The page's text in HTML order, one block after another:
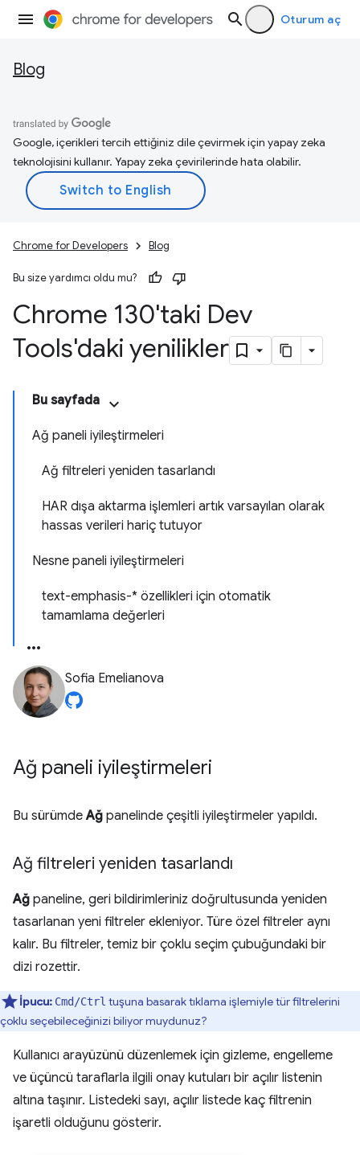
Oturum aç
Blog
Google, içerikleri tercih ettiğiniz dile çevirmek için yapay zeka
teknolojisini kullanır. Yapay zeka çevirilerinde hata olabilir.
Chrome for Developers Blog
Bu size yardımcı oldu mu?
Chrome 130'taki Dev
Tools'daki yenilikler
Bu sayfada
Ağ paneli iyileştirmeleri
Ağ filtreleri yeniden tasarlandı
HAR dışa aktarma işlemleri artık varsayılan olarak
hassas verileri hariç tutuyor
Nesne paneli iyileştirmeleri
text-emphasis-* özellikleri için otomatik
tamamlama değerleri
Sofia Emelianova
Ağ paneli iyileştirmeleri
Bu sürümdeAğ panelinde çeşitli iyileştirmeler yapıldı.
Ağ filtreleri yeniden tasarlandı
Ağ paneline, geri bildirimleriniz doğrultusunda yeniden
tasarlanan yeni filtreler ekleniyor. Türe özel filtreler aynı
kalır. Bu filtreler, temiz bir çoklu seçim çubuğundaki bir
dizi rozettir.
İpucu: Cmd/Ctrl tuşuna basarak tıklama işlemiyle tür filtrelerini
çoklu seçebileceğinizi biliyor muydunuz?
Kullanıcı arayüzünü düzenlemek için gizleme, engelleme
ve üçüncü taraflarla ilgili onay kutuları bir açılır listenin
altına taşınır. Listedeki sayı, açılır listede kaç filtrenin
işaretli olduğunu gösterir.